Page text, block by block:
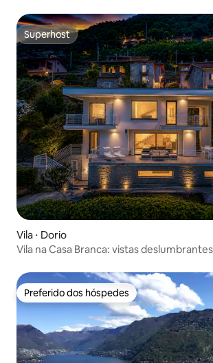
Superhost
Superhost
Vila ⋅ Dorio
Vila na Casa Branca: vistas
Preferido dos hóspedes
Preferido dos hóspedes